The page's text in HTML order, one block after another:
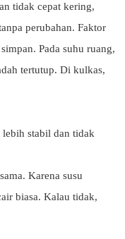
tidak cepat kering,
perubahan. Faktor
Pada suhu ruang,
tertutup. Di kulkas,
lebih stabil dan tidak
Karena susu
biasa. Kalau tidak,